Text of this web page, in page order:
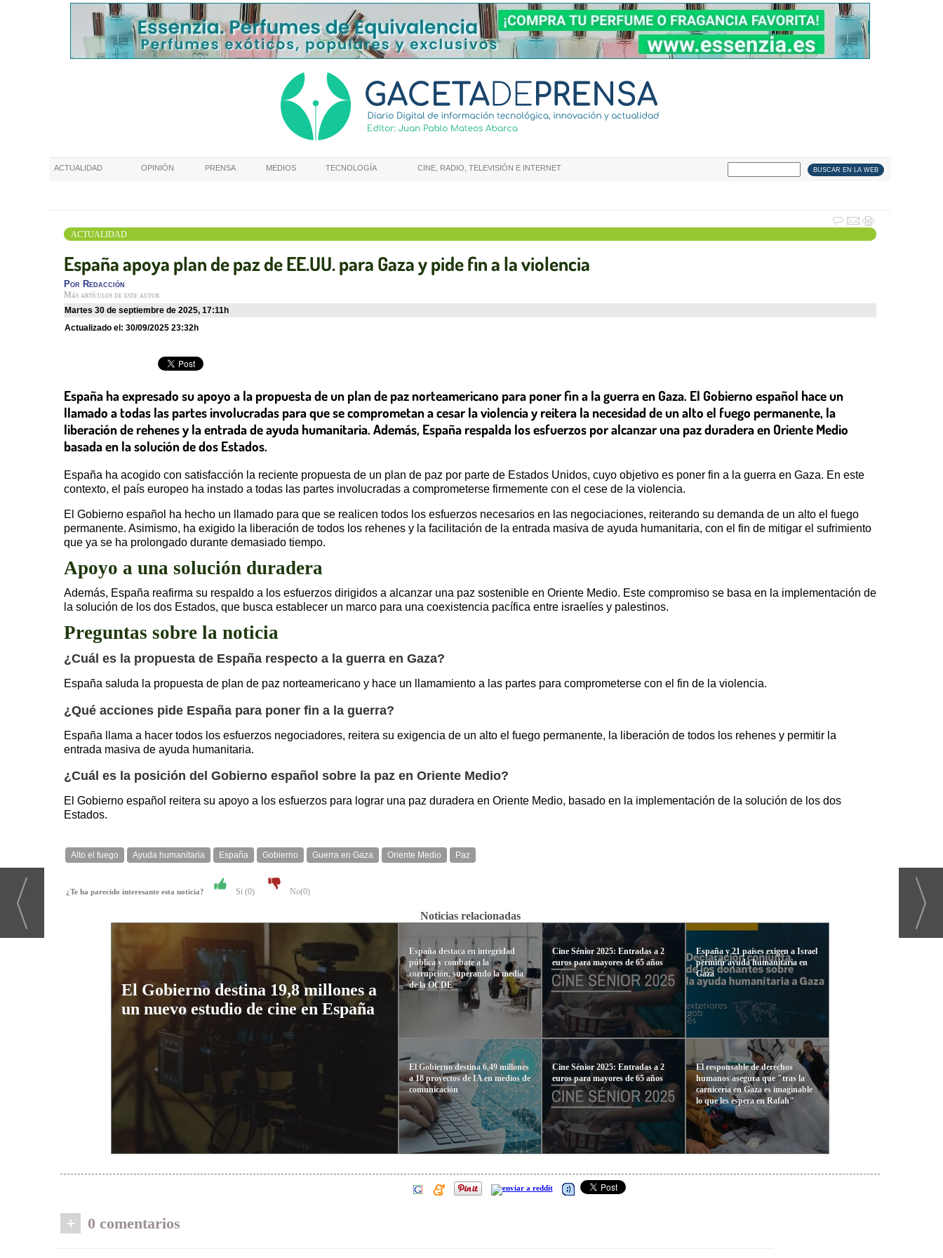
ACTUALIDAD OPINIÓN PRENSA MEDIOS TECNOLOGÍA CINE, RADIO, TELEVISIÓN E INTERNET
ACTUALIDAD
España apoya plan de paz de EE.UU. para Gaza y pide fin a la violencia
Por Redacción
Más artículos de este autor
martes 30 de septiembre de 2025, 17:11h
Actualizado el: 30/09/2025 23:32h
España ha expresado su apoyo a la propuesta de un plan de paz norteamericano para poner fin a la guerra en Gaza. El Gobierno español hace un
llamado a todas las partes involucradas para que se comprometan a cesar la violencia y reitera la necesidad de un alto el fuego permanente, la
liberación de rehenes y la entrada de ayuda humanitaria. Además, España respalda los esfuerzos por alcanzar una paz duradera en Oriente Medio
basada en la solución de dos Estados.
España ha acogido con satisfacción la reciente propuesta de un plan de paz por parte de Estados Unidos, cuyo objetivo es poner fin a la guerra en Gaza. En este
contexto, el país europeo ha instado a todas las partes involucradas a comprometerse firmemente con el cese de la violencia.
El Gobierno español ha hecho un llamado para que se realicen todos los esfuerzos necesarios en las negociaciones, reiterando su demanda de un alto el fuego
permanente. Asimismo, ha exigido la liberación de todos los rehenes y la facilitación de la entrada masiva de ayuda humanitaria, con el fin de mitigar el sufrimiento
que ya se ha prolongado durante demasiado tiempo.
Apoyo a una solución duradera
Además, España reafirma su respaldo a los esfuerzos dirigidos a alcanzar una paz sostenible en Oriente Medio. Este compromiso se basa en la implementación de
la solución de los dos Estados, que busca establecer un marco para una coexistencia pacífica entre israelíes y palestinos.
Preguntas sobre la noticia
¿Cuál es la propuesta de España respecto a la guerra en Gaza?
España saluda la propuesta de plan de paz norteamericano y hace un llamamiento a las partes para comprometerse con el fin de la violencia.
¿Qué acciones pide España para poner fin a la guerra?
España llama a hacer todos los esfuerzos negociadores, reitera su exigencia de un alto el fuego permanente, la liberación de todos los rehenes y permitir la
entrada masiva de ayuda humanitaria.
¿Cuál es la posición del Gobierno español sobre la paz en Oriente Medio?
El Gobierno español reitera su apoyo a los esfuerzos para lograr una paz duradera en Oriente Medio, basado en la implementación de la solución de los dos
Estados.
Alto el fuego Ayuda humanitaria España Gobierno Guerra en Gaza Oriente Medio Paz
¿Te ha parecido interesante esta noticia? Si (0) No(0)
Noticias relacionadas
El Gobierno destina 19,8 millones a
un nuevo estudio de cine en España
España destaca en integridad
pública y combate a la
corrupción, superando la media
de la OCDE
El Gobierno destina 6,49 millones
a 18 proyectos de IA en medios de
comunicación
Cine Sénior 2025: Entradas a 2
euros para mayores de 65 años
Cine Sénior 2025: Entradas a 2
euros para mayores de 65 años
España y 21 países exigen a Israel
permitir ayuda humanitaria en
Gaza
El responsable de derechos
humanos asegura que "tras la
carnicería en Gaza es imaginable
lo que les espera en Rafah"
+ 0 comentarios